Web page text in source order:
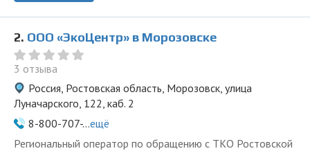
2. ООО «ЭкоЦентр» в Морозовске
3 отзыва
Россия, Ростовская область, Морозовск, улица
Луначарского, 122, каб. 2
8-800-707-...ещё
Региональный оператор по обращению с ТКО Ростовской